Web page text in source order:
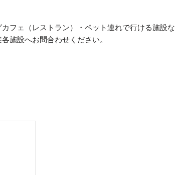
フェ（レストラン）・ペット連れで行ける施設な
施設へお問合わせください。